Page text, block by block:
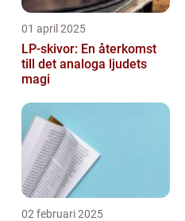
01 april 2025
LP-skivor: En återkomst
till det analoga ljudets
magi
02 februari 2025